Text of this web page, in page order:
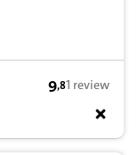
9,8 op basis
9,81 review